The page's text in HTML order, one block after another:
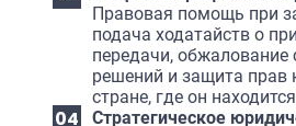
Правовая помощь при
подача ходатайств о
передачи, обжалование
решений и защита прав
стране, где он
Стратегическое